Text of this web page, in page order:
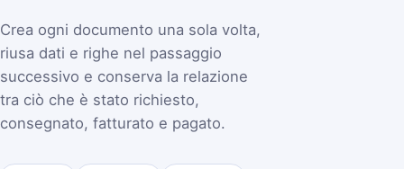
Crea ogni documento una sola volta,
riusa dati e righe nel passaggio
successivo e conserva la relazione
tra ciò che è stato richiesto,
consegnato, fatturato e pagato.